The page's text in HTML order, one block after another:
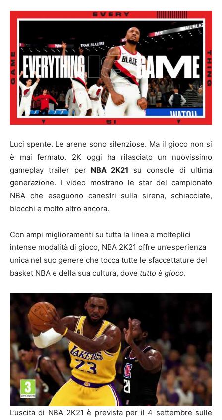
Luci spente. Le arene sono silenziose. Ma il gioco non si
è mai fermato. 2K oggi ha rilasciato un nuovissimo
gameplay trailer per NBA 2K21 su console di ultima
generazione. I video mostrano le star del campionato
NBA che eseguono canestri sulla sirena, schiacciate,
blocchi e molto altro ancora.
Con ampi miglioramenti su tutta la linea e molteplici
intense modalità di gioco, NBA 2K21 offre un’esperienza
unica nel suo genere che tocca tutte le sfaccettature del
basket NBA e della sua cultura, dove tutto è gioco.
L’uscita di NBA 2K21 è prevista per il 4 settembre sulle